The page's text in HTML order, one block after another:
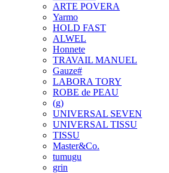
ARTE POVERA
Yarmo
HOLD FAST
ALWEL
Honnete
TRAVAIL MANUEL
Gauze#
LABORA TORY
ROBE de PEAU
(g)
UNIVERSAL SEVEN
UNIVERSAL TISSU
TISSU
Master&Co.
tumugu
grin